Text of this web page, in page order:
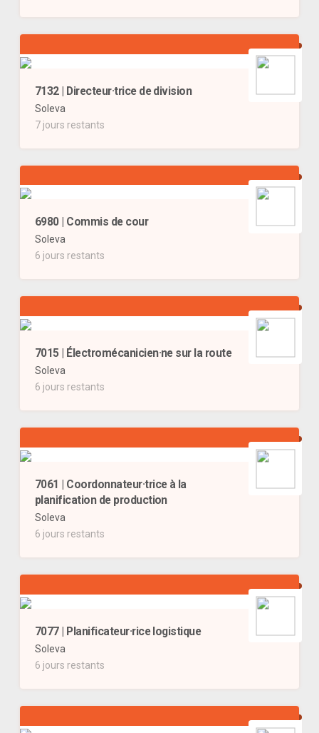
7132 | Directeur·trice de division
Soleva
7 jours restants
6980 | Commis de cour
Soleva
6 jours restants
7015 | Électromécanicien·ne sur la route
Soleva
6 jours restants
7061 | Coordonnateur·trice à la
planification de production
Soleva
6 jours restants
7077 | Planificateur·rice logistique
Soleva
6 jours restants